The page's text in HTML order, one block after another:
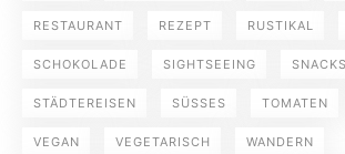
RESTAURANT REZEPT RUSTIKAL
SCHOKOLADE SIGHTSEEING SNACKS
STÄDTEREISEN SÜSSES TOMATEN
VEGAN VEGETARISCH WANDERN